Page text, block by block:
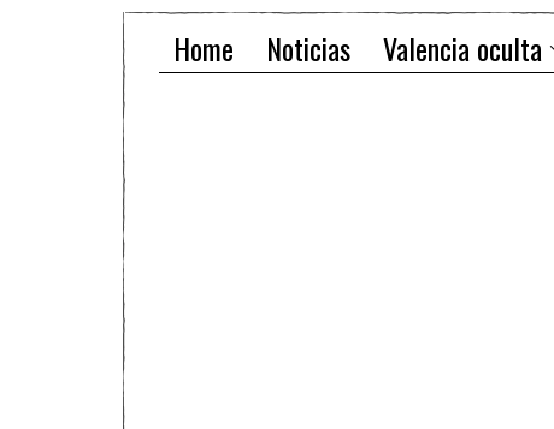
Home Noticias Valencia oculta